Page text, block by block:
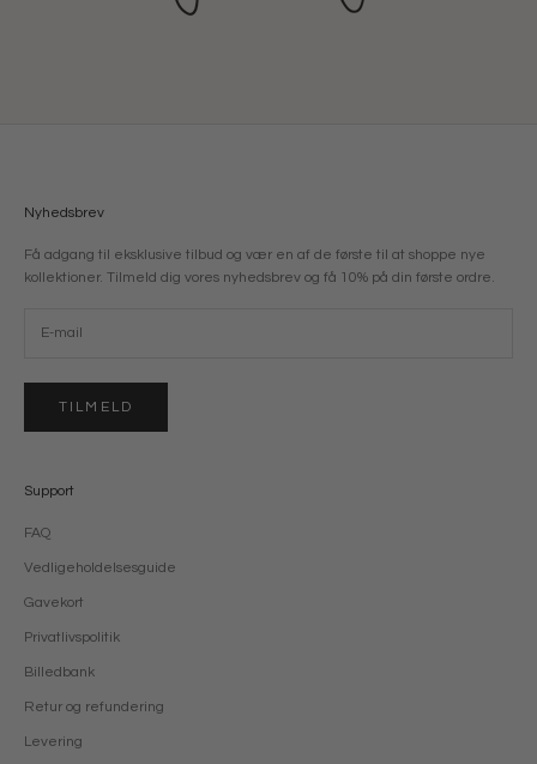
Nyhedsbrev
Få adgang til eksklusive tilbud og vær en af de første til at shoppe nye
kollektioner. Tilmeld dig vores nyhedsbrev og få 10% på din første ordre.
TILMELD
Support
FAQ
Vedligeholdelsesguide
Gavekort
Privatlivspolitik
Billedbank
Retur og refundering
Levering